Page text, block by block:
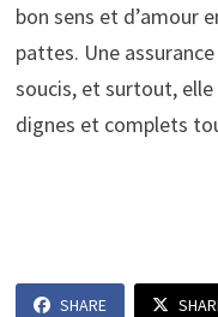
bon sens et d’amour
pattes. Une
soucis, et surtout, elle
dignes et complets
SHARE